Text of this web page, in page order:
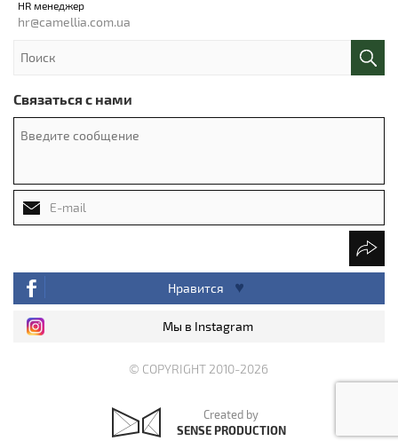
HR менеджер
hr@camellia.com.ua
Связаться с нами
Нравится
Мы в Instagram
© COPYRIGHT 2010-2026
Created by
SENSE PRODUCTION